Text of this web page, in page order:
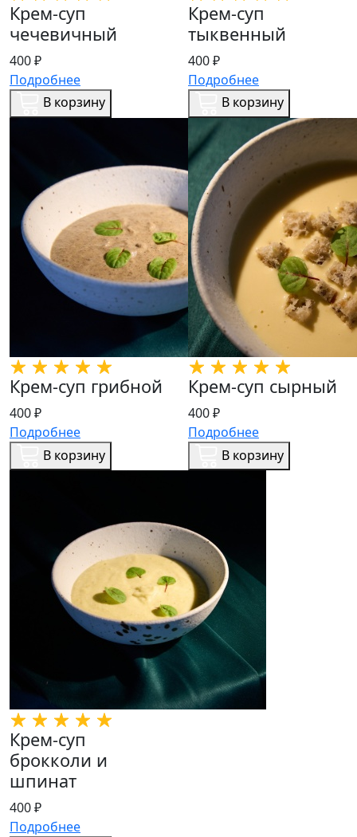
Крем-суп
чечевичный
400 ₽
Подробнее
В корзину
Крем-суп
тыквенный
400 ₽
Подробнее
В корзину
Крем-суп грибной
400 ₽
Подробнее
В корзину
Крем-суп сырный
400 ₽
Подробнее
В корзину
Крем-суп
брокколи и
шпинат
400 ₽
Подробнее